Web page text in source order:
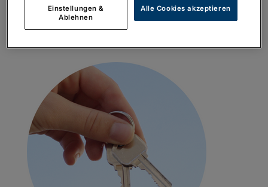
Einstellungen &
Ablehnen
Alle Cookies akzeptieren